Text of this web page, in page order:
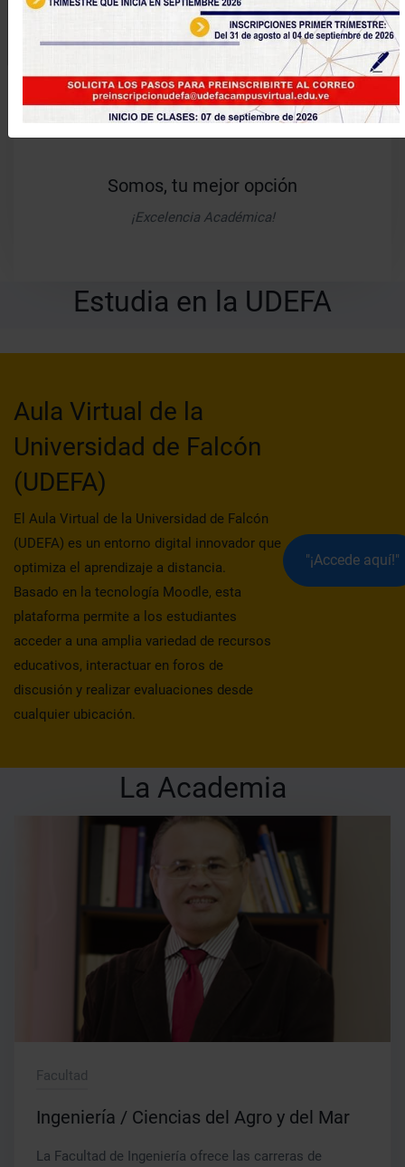
¡Bienvenidos!
Universidad de Falcón
Somos, tu mejor opción
¡Excelencia Académica!
Estudia en la UDEFA
Aula Virtual de la
Universidad de Falcón
(UDEFA)
El Aula Virtual de la Universidad de Falcón
(UDEFA) es un entorno digital innovador que
optimiza el aprendizaje a distancia.
Basado en la tecnología Moodle, esta
plataforma permite a los estudiantes
acceder a una amplia variedad de recursos
educativos, interactuar en foros de
discusión y realizar evaluaciones desde
cualquier ubicación.
"¡Accede aquí!"
La Academia
Facultad
Ingeniería / Ciencias del Agro y del Mar
La Facultad de Ingeniería ofrece las carreras de